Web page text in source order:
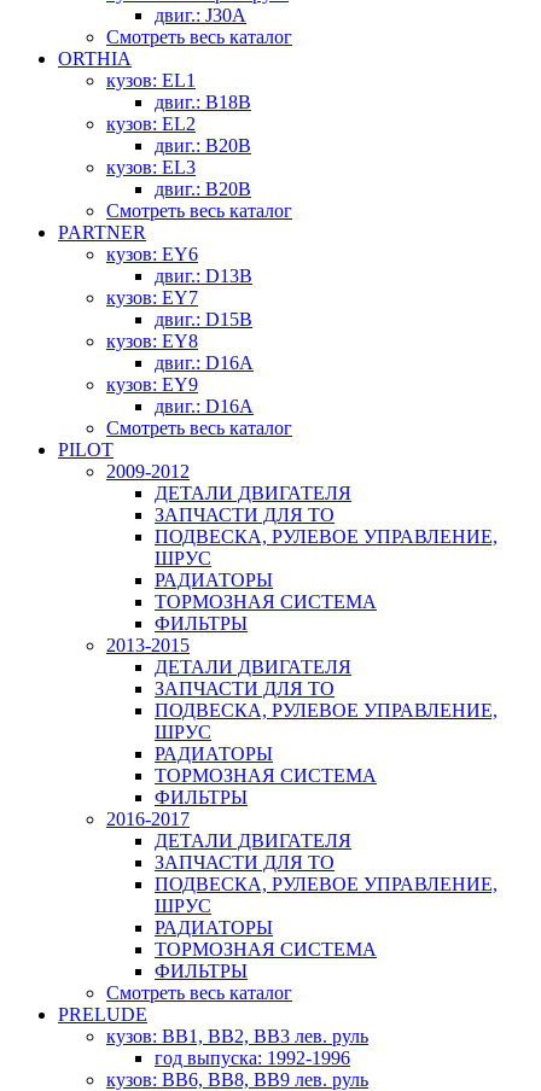
двиг.: J30A
Смотреть весь каталог
ORTHIA
кузов: EL1
двиг.: B18B
кузов: EL2
двиг.: B20B
кузов: EL3
двиг.: B20B
Смотреть весь каталог
PARTNER
кузов: EY6
двиг.: D13B
кузов: EY7
двиг.: D15B
кузов: EY8
двиг.: D16A
кузов: EY9
двиг.: D16A
Смотреть весь каталог
PILOT
2009-2012
ДЕТАЛИ ДВИГАТЕЛЯ
ЗАПЧАСТИ ДЛЯ ТО
ПОДВЕСКА, РУЛЕВОЕ УПРАВЛЕНИЕ,
ШРУС
РАДИАТОРЫ
ТОРМОЗНАЯ СИСТЕМА
ФИЛЬТРЫ
2013-2015
ДЕТАЛИ ДВИГАТЕЛЯ
ЗАПЧАСТИ ДЛЯ ТО
ПОДВЕСКА, РУЛЕВОЕ УПРАВЛЕНИЕ,
ШРУС
РАДИАТОРЫ
ТОРМОЗНАЯ СИСТЕМА
ФИЛЬТРЫ
2016-2017
ДЕТАЛИ ДВИГАТЕЛЯ
ЗАПЧАСТИ ДЛЯ ТО
ПОДВЕСКА, РУЛЕВОЕ УПРАВЛЕНИЕ,
ШРУС
РАДИАТОРЫ
ТОРМОЗНАЯ СИСТЕМА
ФИЛЬТРЫ
Смотреть весь каталог
PRELUDE
кузов: BB1, BB2, BB3 лев. руль
год выпуска: 1992-1996
кузов: BB6, BB8, BB9 лев. руль